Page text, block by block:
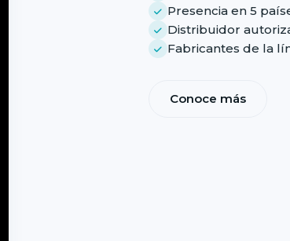
Presencia en 5
Distribuidor
Fabricantes de la
Conoce más